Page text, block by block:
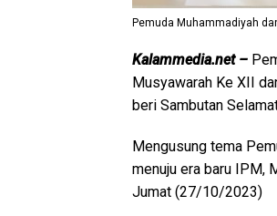
Pemuda Muhammadiyah
Kalammedia.net –
Musyawarah Ke XII
beri Sambutan
Mengusung tema
menuju era baru IPM,
Jumat (27/10/2023)